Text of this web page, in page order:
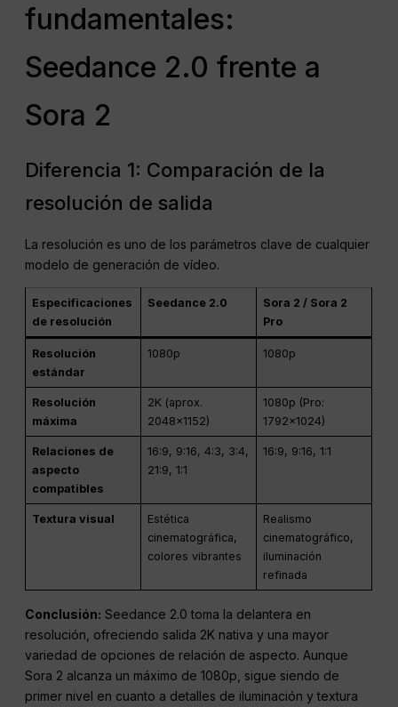
fundamentales:
Seedance 2.0 frente a
Sora 2
Diferencia 1: Comparación de la
resolución de salida
La resolución es uno de los parámetros clave de cualquier
modelo de generación de vídeo.
Especificaciones
de resolución
Seedance 2.0
Sora 2 / Sora 2
Pro
Resolución
estándar
1080p 1080p
Resolución
máxima
2K (aprox.
2048×1152)
1080p (Pro:
1792×1024)
Relaciones de
aspecto
compatibles
16:9, 9:16, 4:3, 3:4,
21:9, 1:1
16:9, 9:16, 1:1
Textura visual
Estética
cinematográfica,
colores vibrantes
Realismo
cinematográfico,
iluminación
refinada
Conclusión: Seedance 2.0 toma la delantera en
resolución, ofreciendo salida 2K nativa y una mayor
variedad de opciones de relación de aspecto. Aunque
Sora 2 alcanza un máximo de 1080p, sigue siendo de
primer nivel en cuanto a detalles de iluminación y textura